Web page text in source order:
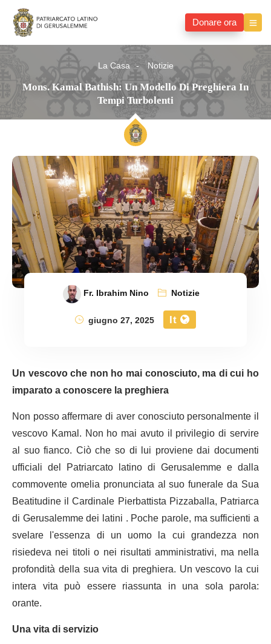
Donare ora
La Casa Notizie
Mons. Kamal Bathish: Un Modello Di Preghiera In
Tempi Turbolenti
Fr. Ibrahim Nino
Notizie
giugno 27, 2025
It
Un vescovo che non ho mai conosciuto, ma di cui ho
imparato a conoscere la preghiera
Non posso affermare di aver conosciuto personalmente il
vescovo Kamal. Non ho mai avuto il privilegio di servire
al suo fianco. Ciò che so di lui proviene dai documenti
ufficiali del Patriarcato latino di Gerusalemme e dalla
commovente omelia pronunciata al suo funerale da Sua
Beatitudine il Cardinale Pierbattista Pizzaballa, Patriarca
di Gerusalemme dei latini . Poche parole, ma sufficienti a
svelare l'essenza di un uomo la cui grandezza non
risiedeva nei titoli o nei risultati amministrativi, ma nella
profondità della sua vita di preghiera. Un vescovo la cui
intera vita può essere riassunta in una sola parola:
orante.
Una vita di servizio